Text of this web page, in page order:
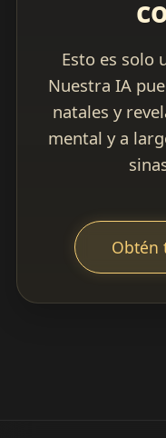
Esto es solo
Nuestra IA
natales y
mental y a
Obtén